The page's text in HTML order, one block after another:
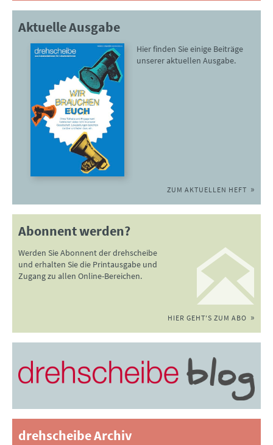
Aktuelle Ausgabe
Hier finden Sie einige Beiträge
unserer aktuellen Ausgabe.
ZUM AKTUELLEN HEFT
Abonnent werden?
Werden Sie Abonnent der drehscheibe
und erhalten Sie die Printausgabe und
Zugang zu allen Online-Bereichen.
HIER GEHT'S ZUM ABO
drehscheibe Archiv